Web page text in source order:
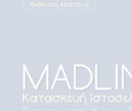
Ανάλυση κόστους